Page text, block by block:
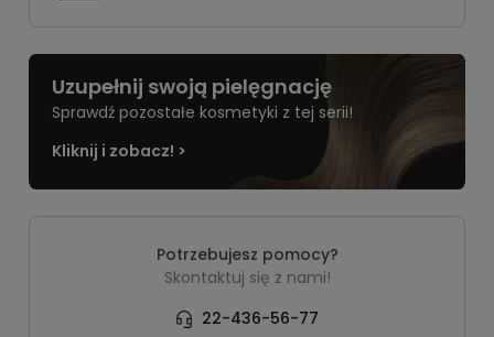
Uzupełnij swoją pielęgnację
Sprawdź pozostałe kosmetyki z tej serii!
Kliknij i zobacz! >
Potrzebujesz pomocy?
Skontaktuj się z nami!
22-436-56-77